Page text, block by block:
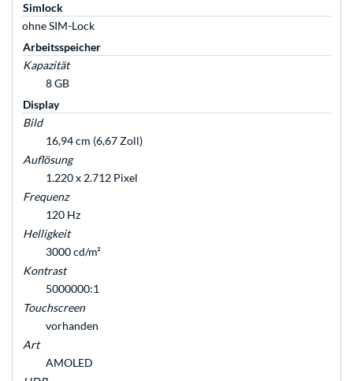
Simlock
ohne SIM-Lock
Arbeitsspeicher
Kapazität
8 GB
Display
Bild
16,94 cm (6,67 Zoll)
Auflösung
1.220 x 2.712 Pixel
Frequenz
120 Hz
Helligkeit
3000 cd/m²
Kontrast
5000000:1
Touchscreen
vorhanden
Art
AMOLED